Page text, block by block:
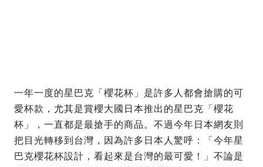
一年一度的星巴克「櫻花杯」是許多人都會搶購的可
愛杯款，尤其是賞櫻大國日本推出的星巴克「櫻花
杯」，一直都是最搶手的商品。不過今年日本網友則
把目光轉移到台灣，因為許多日本人驚呼：「今年星
巴克櫻花杯設計，看起來是台灣的最可愛！」不論是